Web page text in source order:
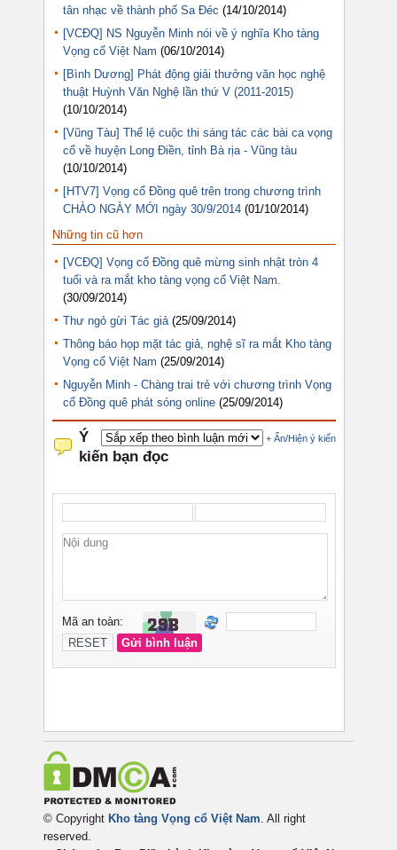
tân nhạc về thành phố Sa Đéc (14/10/2014)
[VCĐQ] NS Nguyễn Minh nói về ý nghĩa Kho tàng
Vọng cổ Việt Nam (06/10/2014)
[Bình Dương] Phát động giải thưởng văn học nghệ
thuật Huỳnh Văn Nghệ lần thứ V (2011-2015)
(10/10/2014)
[Vũng Tàu] Thể lệ cuộc thi sáng tác các bài ca vọng
cổ về huyện Long Điền, tỉnh Bà rịa - Vũng tàu
(10/10/2014)
[HTV7] Vọng cổ Đồng quê trên trong chương trình
CHÀO NGÀY MỚI ngày 30/9/2014 (01/10/2014)
Những tin cũ hơn
[VCĐQ] Vọng cổ Đồng quê mừng sinh nhật tròn 4
tuổi và ra mắt kho tàng vọng cổ Việt Nam.
(30/09/2014)
Thư ngỏ gừi Tác giả (25/09/2014)
Thông báo họp mặt tác giả, nghệ sĩ ra mắt Kho tàng
Vọng cổ Việt Nam (25/09/2014)
Nguyễn Minh - Chàng trai trẻ với chương trình Vọng
cổ Đồng quê phát sóng online (25/09/2014)
© Copyright Kho tàng Vọng cổ Việt Nam. All right
reserved.